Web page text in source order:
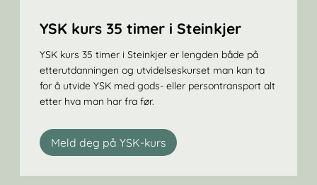
YSK kurs 35 timer i Steinkjer
YSK kurs 35 timer i Steinkjer er lengden både på
etterutdanningen og utvidelseskurset man kan ta
for å utvide YSK med gods- eller persontransport alt
etter hva man har fra før.
Meld deg på YSK-kurs